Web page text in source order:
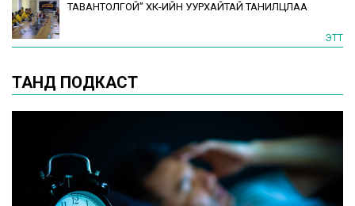
ТАВАНТОЛГОЙ” ХК-ИЙН УУРХАЙТАЙ ТАНИЛЦЛАА
ЭТТ
ТАНД ПОДКАСТ